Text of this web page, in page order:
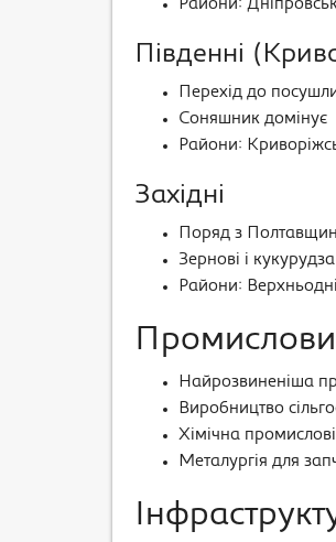
Райони:
Південні
Перехід до
Соняшник домінує
Райони:
Західні
Поряд з
Зернові і кукурудза
Райони:
Найрозвиненіша
Виробництво
Хімічна
Металургія для